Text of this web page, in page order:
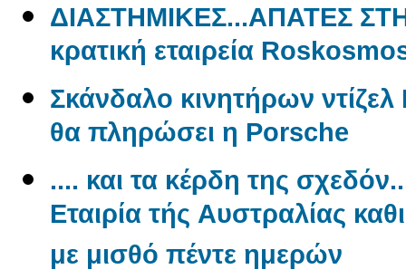
ΔΙΑΣΤΗΜΙΚΕΣ...ΑΠΑΤΕΣ
κρατική εταιρεία
Σκάνδαλο κινητήρων
θα πληρώσει η Porsche
.... και τα κέρδη της
Εταιρία τής Aυστραλίας
με μισθό πέντε ημερών